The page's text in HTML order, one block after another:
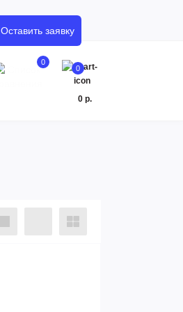
Оставить заявку
0
0
0 р.